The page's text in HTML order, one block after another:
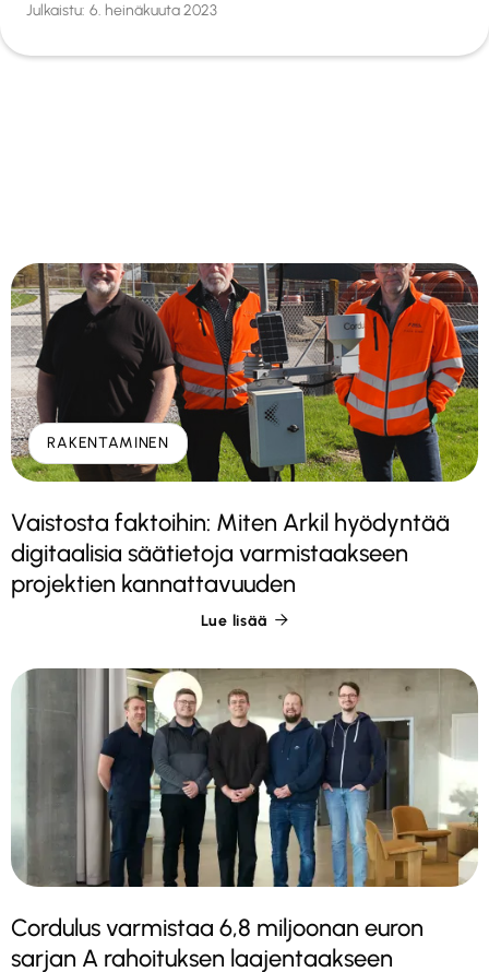
Julkaistu: 6. heinäkuuta 2023
RAKENTAMINEN
Vaistosta faktoihin: Miten Arkil hyödyntää
digitaalisia säätietoja varmistaakseen
projektien kannattavuuden
Lue lisää 
Cordulus varmistaa 6,8 miljoonan euron
sarjan A rahoituksen laajentaakseen